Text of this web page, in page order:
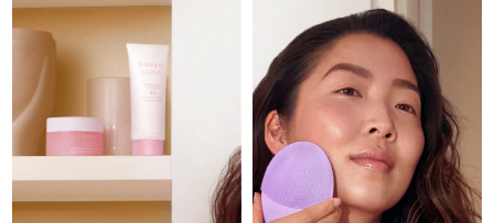
LUNA™ 設備
All facial cleansing devices
UFO™ 設備
All deep facial hydration devices
ISSA™ 設備
All silicone sonic toothbrushes
FAQ™ P1 Primer
Manuka honey primer
FAQ™護膚品
All FAQ™ skincare
FAQ™ 221
Anti-aging LED hand mask
FAQ™護膚品
All FAQ™ skincare
FAQ™護膚品
All FAQ™ skincare
FAQ™產品
All hair treatments
FAQ™ Red Light Serum
FAQ™ skincare
All FAQ™ skincare
脫毛
PEACH™ 2 Pro Max
Professional IPL hair removal device
身體護理
BEAR™ 2 body
Microcurrent body toning
芬蘭 預計送達日期8/10/26
法國 預計送達日期8/10/26
法屬玻里尼西亞 預計送達日期 8/14/26
德國 預計送達日期 8/10/26